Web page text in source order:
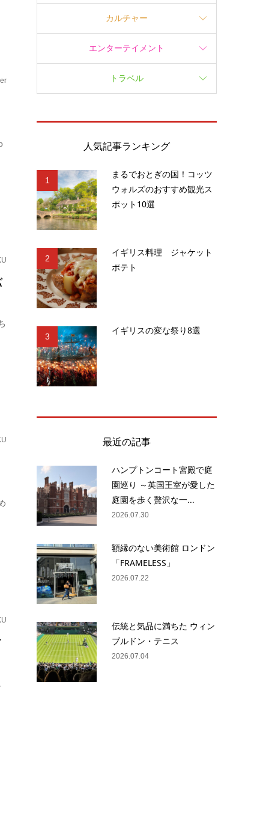
カルチャー
エンターテイメント
トラベル
人気記事ランキング
1
まるでおとぎの国！コッツ
ウォルズのおすすめ観光ス
ポット10選
2
イギリス料理 ジャケット
ポテト
3
イギリスの変な祭り8選
最近の記事
ハンプトンコート宮殿で庭
園巡り ～英国王室が愛した
庭園を歩く贅沢な一...
2026.07.30
額縁のない美術館 ロンドン
「FRAMELESS」
2026.07.22
伝統と気品に満ちた ウィン
ブルドン・テニス
2026.07.04